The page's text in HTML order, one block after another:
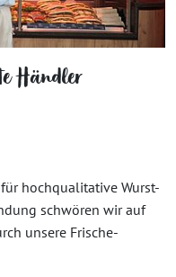
Händler
hochqualitative Wurst-
schwören wir auf
unsere Frische-